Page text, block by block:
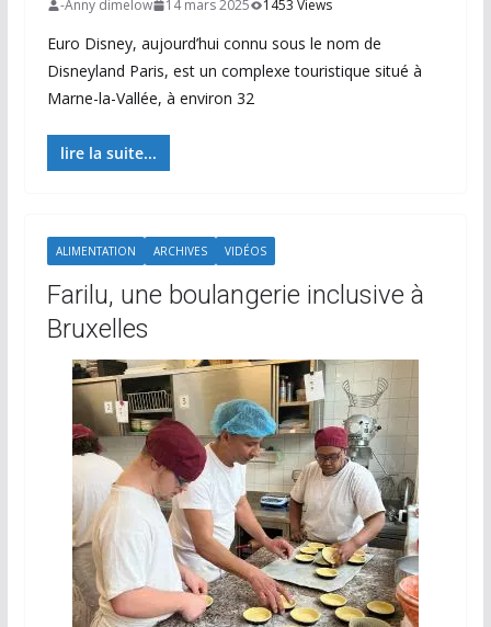
-Anny dimelow 14 mars 2025 1453 Views
Euro Disney, aujourd’hui connu sous le nom de
Disneyland Paris, est un complexe touristique situé à
Marne-la-Vallée, à environ 32
lire la suite...
ALIMENTATION ARCHIVES VIDÉOS
Farilu, une boulangerie inclusive à
Bruxelles